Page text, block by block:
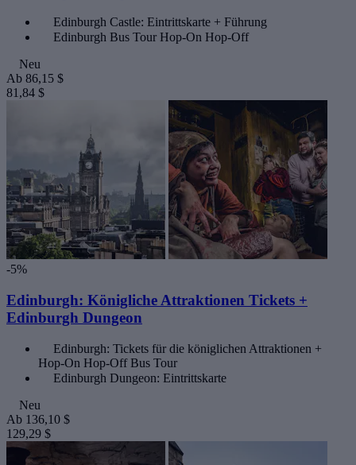
Edinburgh Castle: Eintrittskarte + Führung
Edinburgh Bus Tour Hop-On Hop-Off
Neu
Ab 86,15 $
81,84 $
-5%
Edinburgh: Königliche Attraktionen Tickets +
Edinburgh Dungeon
Edinburgh: Tickets für die königlichen Attraktionen +
Hop-On Hop-Off Bus Tour
Edinburgh Dungeon: Eintrittskarte
Neu
Ab 136,10 $
129,29 $